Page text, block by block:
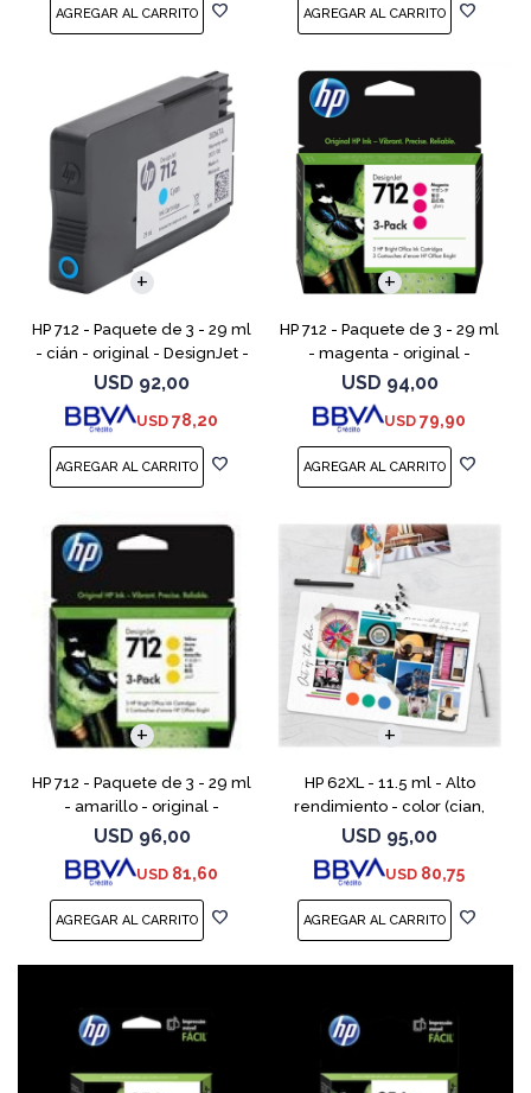
HP 712 - Paquete de 3 - 29 ml
- cián - original - DesignJet -
cartucho de tinta - para
DesignJet Studio, T210, T230,
T250, T630,
USD 92,00
USD 78,20
HP 712 - Paquete de 3 - 29 ml
- magenta - original -
DesignJet - cartucho de tinta
- para DesignJet Studio, T210,
T230, T250, T6
USD 94,00
USD 79,90
HP 712 - Paquete de 3 - 29 ml
- amarillo - original -
DesignJet - cartucho de tinta
- para DesignJet Studio, T210,
T230, T250, T
USD 96,00
USD 81,60
HP 62XL - 11.5 ml - Alto
rendimiento - color (cian,
magenta, amarillo) - original
- cartucho de tinta - para
ENVY 55XX, 56XX, 76
USD 95,00
USD 80,75